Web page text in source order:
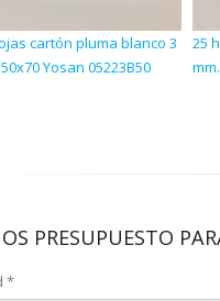
cartón pluma blanco 3
Yosan 05223B50
25
PRESUPUESTO
*